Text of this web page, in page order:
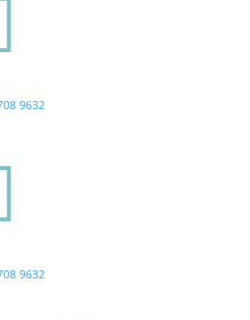
9632
9632